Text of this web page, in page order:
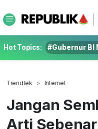
Hot Topics: #Gubernur BI
Trendtek Internet
Jangan
Arti